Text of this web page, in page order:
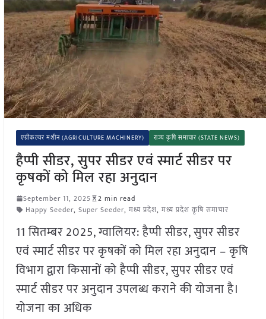
एग्रीकल्चर मशीन (AGRICULTURE MACHINERY) राज्य कृषि समाचार (STATE NEWS)
हैप्पी सीडर, सुपर सीडर एवं स्मार्ट सीडर पर
कृषकों को मिल रहा अनुदान
September 11, 2025
2 min read
Happy Seeder, Super Seeder, मध्य प्रदेश, मध्य प्रदेश कृषि समाचार
11 सितम्बर 2025, ग्वालियर: हैप्पी सीडर, सुपर सीडर
एवं स्मार्ट सीडर पर कृषकों को मिल रहा अनुदान – कृषि
विभाग द्वारा किसानों को हैप्पी सीडर, सुपर सीडर एवं
स्मार्ट सीडर पर अनुदान उपलब्ध कराने की योजना है।
योजना का अधिक